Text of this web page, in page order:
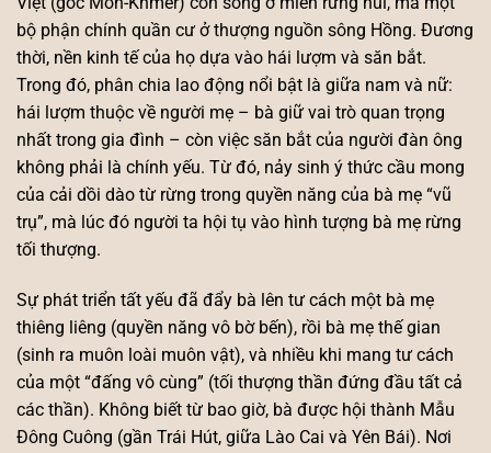
bộ phận chính quần cư ở thượng nguồn sông Hồng. Đương
thời, nền kinh tế của họ dựa vào hái lượm và săn bắt.
Trong đó, phân chia lao động nổi bật là giữa nam và nữ:
hái lượm thuộc về người mẹ – bà giữ vai trò quan trọng
nhất trong gia đình – còn việc săn bắt của người đàn ông
không phải là chính yếu. Từ đó, nảy sinh ý thức cầu mong
của cải dồi dào từ rừng trong quyền năng của bà mẹ “vũ
trụ”, mà lúc đó người ta hội tụ vào hình tượng bà mẹ rừng
tối thượng.
Sự phát triển tất yếu đã đẩy bà lên tư cách một bà mẹ
thiêng liêng (quyền năng vô bờ bến), rồi bà mẹ thế gian
(sinh ra muôn loài muôn vật), và nhiều khi mang tư cách
của một “đấng vô cùng” (tối thượng thần đứng đầu tất cả
các thần). Không biết từ bao giờ, bà được hội thành Mẫu
Đông Cuông (gần Trái Hút, giữa Lào Cai và Yên Bái). Nơi